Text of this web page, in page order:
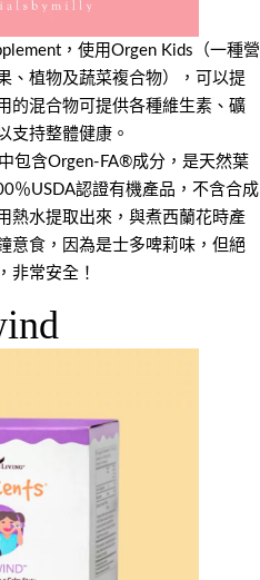
，使用Orgen Kids（一種營
、植物及蔬菜複合物），可以提
的混合物可提供各種維生素、礦
支持整體健康。
包含Orgen-FA®成分，是天然葉
％USDA認證有機產品，不含合成
熱水提取出來，與煮西蘭花時產
意食，因為是士多啤莉味，但絕
非常安全！